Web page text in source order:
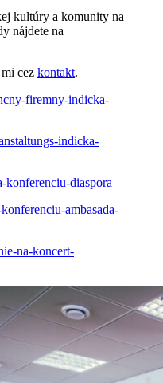
kultúry a komunity na
nájdete na
cez kontakt.